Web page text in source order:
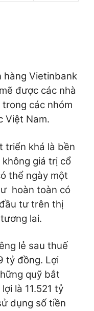
hàng Vietinbank
được các nhà
các nhóm
Việt Nam.
triển khá là bền
giá trị cổ
thể ngày một
hoàn toàn có
tư trên thị
lai.
lẻ sau thuế
tỷ đồng. Lợi
quỹ bắt
là 11.521 tỷ
dụng số tiền